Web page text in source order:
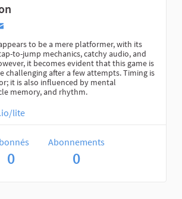
to be a mere platformer, with its
to-jump mechanics, catchy audio, and
it becomes evident that this game is
challenging after a few attempts. Timing is
it is also influenced by mental
memory, and rhythm.
lite
0
Abonnements
0